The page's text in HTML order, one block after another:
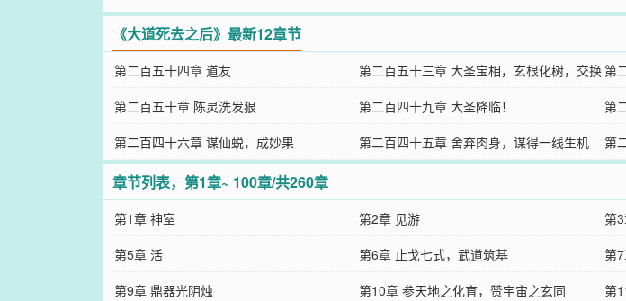
《大道死去之后》最新12章节
第二百五十四章 道友
第二百五十三章 大圣宝相，玄根化树，交换
生机
第
【
第二百五十章 陈灵洗发狠
第二百四十九章 大圣降临！
第
大
第二百四十六章 谋仙蜕，成妙果
第二百四十五章 舍弃肉身，谋得一线生机 第
章节列表，第1章~ 100章/共260章
第1章 神室 第2章 见游 第
第5章 活
第6章 止戈七式，武道筑基 第
第9章 鼎器光阴烛
第10章 参天地之化育，赞宇宙之玄同 第